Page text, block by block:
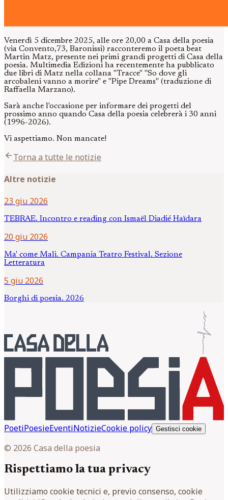
Venerdì 5 dicembre 2025, alle ore 20,00 a Casa della poesia
(via Convento,73, Baronissi) racconteremo il poeta beat
Martin Matz, presente nei primi grandi progetti di Casa della
poesia. Multimedia Edizioni ha recentemente ha pubblicato
due libri di Matz nella collana "Tracce" "So dove gli
arcobaleni vanno a morire" e "Pipe Dreams" (traduzione di
Raffaella Marzano).
Sarà anche l'occasione per informare dei progetti del
prossimo anno quando Casa della poesia celebrerà i 30 anni
(1996-2026).
Vi aspettiamo. Non mancate!
arrow_backTorna a tutte le notizie
Altre notizie
23 giu 2026
TEBRAE. Incontro e reading con Ismaël Diadié Haïdara
20 giu 2026
Ma' come Mali. Campania Teatro Festival. Sezione
Letteratura
5 giu 2026
Borghi di poesia. 2026
PoetiPoesieEventiNotizieCookie policy Gestisci cookie
© 2026 Casa della poesia
Rispettiamo la tua privacy
Utilizziamo cookie tecnici e, previo consenso, cookie